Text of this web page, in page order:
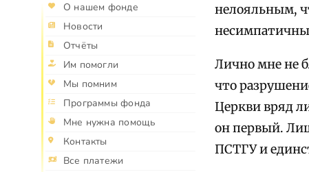
О нашем фонде
Новости
Отчёты
Им помогли
Мы помним
Программы фонда
Мне нужна помощь
Контакты
Все платежи
нелояльным,
Лично мне не
что
Церкви вряд
он первый.
ПСТГУ и